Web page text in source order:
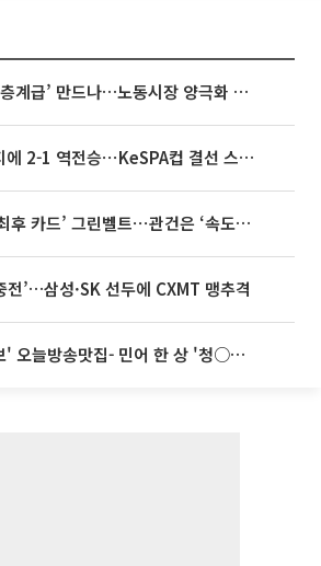
AI, ‘영구적 하층계급’ 만드나…노동시장 양극화 경고
한화생명, 젠지에 2-1 역전승⋯KeSPA컵 결선 스테이지 2 직행
대규모 공급 ‘최후 카드’ 그린벨트⋯관건은 ‘속도’ [주택공급 승부수의 조건]
전’…삼성·SK 선두에 CXMT 맹추격
'2TV 생생정보' 오늘방송맛집- 민어 한 상 '청○○○' vs 전복 한 상 '명○'